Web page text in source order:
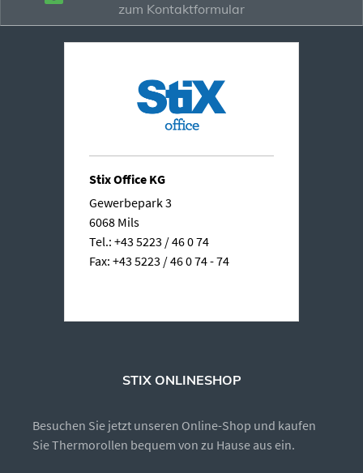
zum Kontaktformular
Stix Office KG
Gewerbepark 3
6068 Mils
Tel.: +43 5223 / 46 0 74
Fax: +43 5223 / 46 0 74 - 74
STIX ONLINESHOP
Besuchen Sie jetzt unseren Online-Shop und kaufen
Sie Thermorollen bequem von zu Hause aus ein.